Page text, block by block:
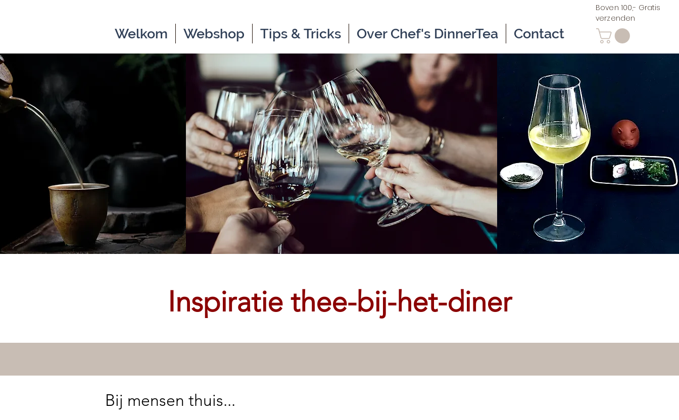
Boven 100,- Gratis
verzenden
Welkom Webshop Tips & Tricks Over Chef's DinnerTea Contact
Inspiratie thee-bij-het-diner
Bij mensen thuis...